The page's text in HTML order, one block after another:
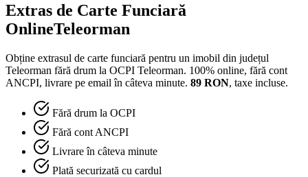
Extras de Carte Funciară
OnlineTeleorman
Obține extrasul de carte funciară pentru un imobil din județul
Teleorman fără drum la OCPI Teleorman. 100% online, fără cont
ANCPI, livrare pe email în câteva minute. 89 RON, taxe incluse.
Fără drum la OCPI
Fără cont ANCPI
Livrare în câteva minute
Plată securizată cu cardul